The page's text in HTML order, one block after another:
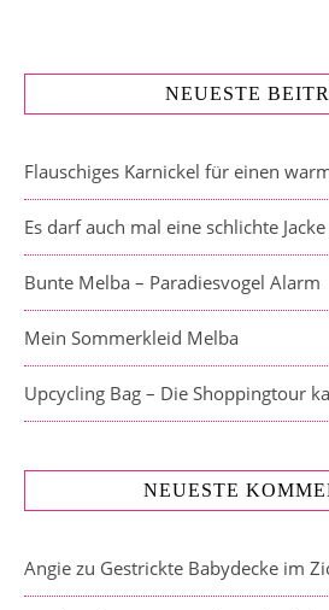
NEUESTE
Flauschiges Karnickel für einen
Es darf auch mal eine schlichte
Bunte Melba – Paradiesvogel Alarm
Mein Sommerkleid Melba
Upcycling Bag – Die Shoppingtour
NEUESTE
Angie zu Gestrickte Babydecke im